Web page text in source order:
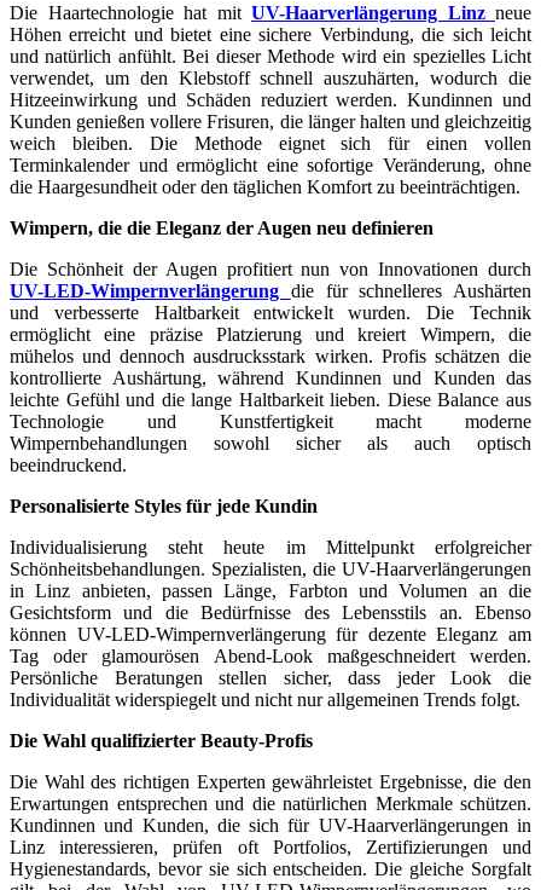
Die Haartechnologie hat mit UV-Haarverlängerung Linz neue
Höhen erreicht und bietet eine sichere Verbindung, die sich leicht
und natürlich anfühlt. Bei dieser Methode wird ein spezielles Licht
verwendet, um den Klebstoff schnell auszuhärten, wodurch die
Hitzeeinwirkung und Schäden reduziert werden. Kundinnen und
Kunden genießen vollere Frisuren, die länger halten und gleichzeitig
weich bleiben. Die Methode eignet sich für einen vollen
Terminkalender und ermöglicht eine sofortige Veränderung, ohne
die Haargesundheit oder den täglichen Komfort zu beeinträchtigen.
Wimpern, die die Eleganz der Augen neu definieren
Die Schönheit der Augen profitiert nun von Innovationen durch
UV-LED-Wimpernverlängerung die für schnelleres Aushärten
und verbesserte Haltbarkeit entwickelt wurden. Die Technik
ermöglicht eine präzise Platzierung und kreiert Wimpern, die
mühelos und dennoch ausdrucksstark wirken. Profis schätzen die
kontrollierte Aushärtung, während Kundinnen und Kunden das
leichte Gefühl und die lange Haltbarkeit lieben. Diese Balance aus
Technologie und Kunstfertigkeit macht moderne
Wimpernbehandlungen sowohl sicher als auch optisch
beeindruckend.
Personalisierte Styles für jede Kundin
Individualisierung steht heute im Mittelpunkt erfolgreicher
Schönheitsbehandlungen. Spezialisten, die UV-Haarverlängerungen
in Linz anbieten, passen Länge, Farbton und Volumen an die
Gesichtsform und die Bedürfnisse des Lebensstils an. Ebenso
können UV-LED-Wimpernverlängerung für dezente Eleganz am
Tag oder glamourösen Abend-Look maßgeschneidert werden.
Persönliche Beratungen stellen sicher, dass jeder Look die
Individualität widerspiegelt und nicht nur allgemeinen Trends folgt.
Die Wahl qualifizierter Beauty-Profis
Die Wahl des richtigen Experten gewährleistet Ergebnisse, die den
Erwartungen entsprechen und die natürlichen Merkmale schützen.
Kundinnen und Kunden, die sich für UV-Haarverlängerungen in
Linz interessieren, prüfen oft Portfolios, Zertifizierungen und
Hygienestandards, bevor sie sich entscheiden. Die gleiche Sorgfalt